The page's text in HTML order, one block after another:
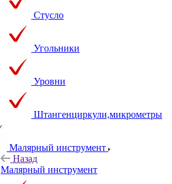
Стусло
Угольники
Уровни
Штангенциркули,микрометры
Малярный инструмент
Назад
Малярный инструмент